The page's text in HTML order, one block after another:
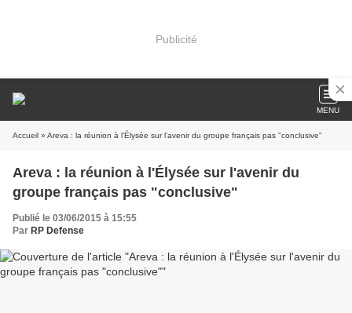
Publicité
MENU
Accueil » Areva : la réunion à l'Élysée sur l'avenir du groupe français pas "conclusive"
Areva : la réunion à l'Élysée sur l'avenir du
groupe français pas "conclusive"
Publié le 03/06/2015 à 15:55
Par RP Defense